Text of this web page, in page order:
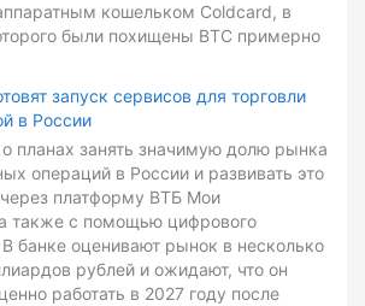
кошельком Coldcard, в
были похищены BTC примерно
запуск сервисов для торговли
в России
планах занять значимую долю рынка
операций в России и развивать это
платформу ВТБ Мои
также с помощью цифрового
В банке оценивают рынок в несколько
рублей и ожидают, что он
работать в 2027 году после